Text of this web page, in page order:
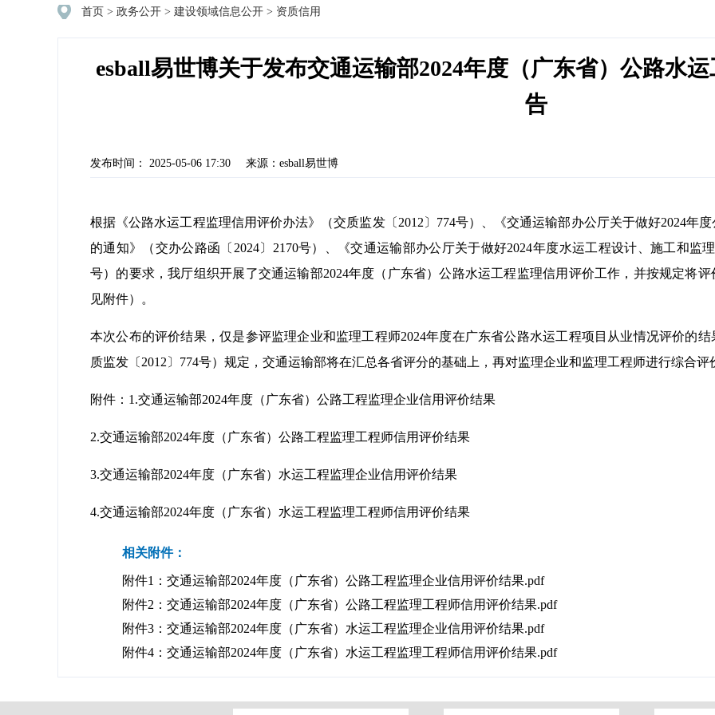
首页 > 政务公开 > 建设领域信息公开 > 资质信用
esball易世博关于发布交通运输部2024年度（广东省）公路水
告
发布时间： 2025-05-06 17:30 来源：esball易世博
根据《公路水运工程监理信用评价办法》（交质监发〔2012〕774号）、《交通运输部办公厅关于做好2024年
的通知》（交办公路函〔2024〕2170号）、《交通运输部办公厅关于做好2024年度水运工程设计、施工和监
号）的要求，我厅组织开展了交通运输部2024年度（广东省）公路水运工程监理信用评价工作，并按规定将
见附件）。
本次公布的评价结果，仅是参评监理企业和监理工程师2024年度在广东省公路水运工程项目从业情况评价的
质监发〔2012〕774号）规定，交通运输部将在汇总各省评分的基础上，再对监理企业和监理工程师进行综合评
附件：1.交通运输部2024年度（广东省）公路工程监理企业信用评价结果
2.交通运输部2024年度（广东省）公路工程监理工程师信用评价结果
3.交通运输部2024年度（广东省）水运工程监理企业信用评价结果
4.交通运输部2024年度（广东省）水运工程监理工程师信用评价结果
相关附件：
附件1：交通运输部2024年度（广东省）公路工程监理企业信用评价结果.pdf
附件2：交通运输部2024年度（广东省）公路工程监理工程师信用评价结果.pdf
附件3：交通运输部2024年度（广东省）水运工程监理企业信用评价结果.pdf
附件4：交通运输部2024年度（广东省）水运工程监理工程师信用评价结果.pdf